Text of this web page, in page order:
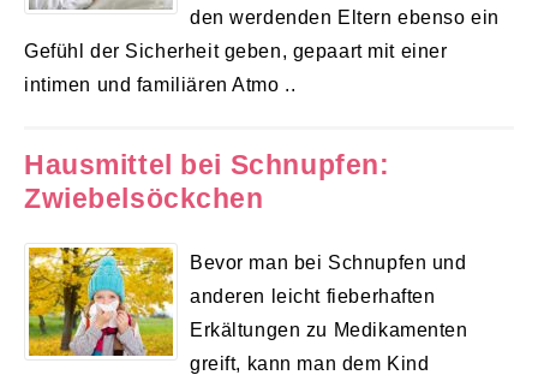
den werdenden Eltern ebenso ein
Gefühl der Sicherheit geben, gepaart mit einer
intimen und familiären Atmo ..
Hausmittel bei Schnupfen:
Zwiebelsöckchen
Bevor man bei Schnupfen und
anderen leicht fieberhaften
Erkältungen zu Medikamenten
greift, kann man dem Kind